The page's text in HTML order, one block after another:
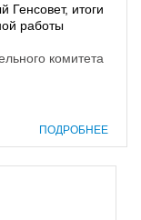
итоги
работы
комитета
ПОДРОБНЕЕ